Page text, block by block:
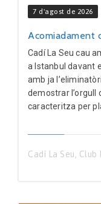
7 d'agost de 2026
Acomiadament
Cadí La Seu cau
a Istanbul davant
amb ja
demostrar l’orgull
caracteritza per
Cadí La Seu, Club